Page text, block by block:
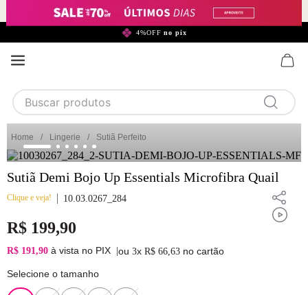
4%OFF no pix
Buscar produtos
1 calcinha
2 sutiã
3 camisola
4 calcinha algodão
5 sutiã calcinha
6 algodão
Lingerie Sutiã Perfeito
Sutiã Demi Bojo Up Essentials Microfibra Quail
Clique e veja! 10.03.0267_284
R$ 199,90
R$ 191,90 à vista no PIX ou 3x R$ 66,63 no cartão
Selecione o tamanho